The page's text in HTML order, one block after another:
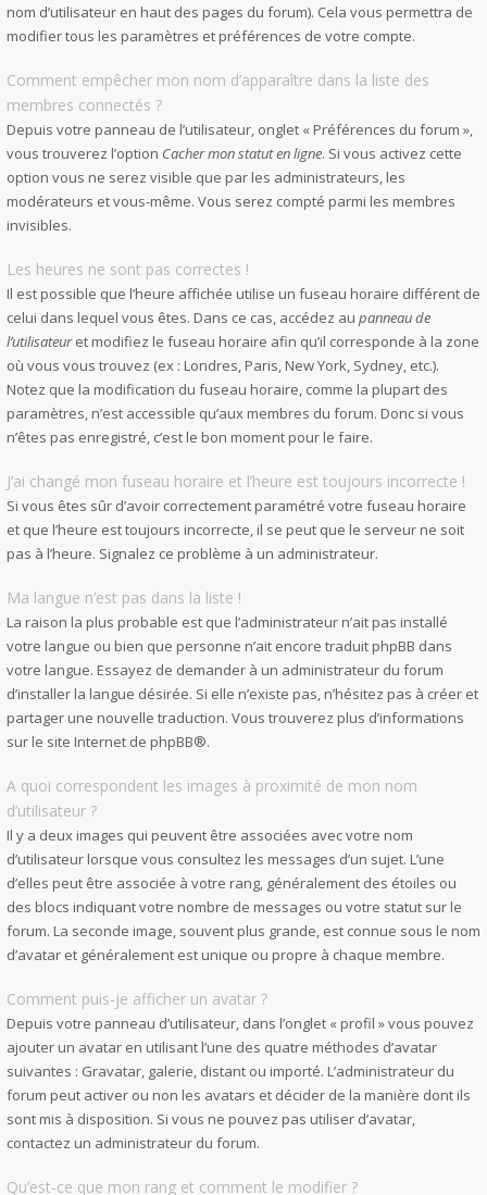
nom d’utilisateur en haut des pages du forum). Cela vous permettra de
modifier tous les paramètres et préférences de votre compte.
Comment empêcher mon nom d’apparaître dans la liste des
membres connectés ?
Depuis votre panneau de l’utilisateur, onglet « Préférences du forum »,
vous trouverez l’option Cacher mon statut en ligne. Si vous activez cette
option vous ne serez visible que par les administrateurs, les
modérateurs et vous-même. Vous serez compté parmi les membres
invisibles.
Les heures ne sont pas correctes !
Il est possible que l’heure affichée utilise un fuseau horaire différent de
celui dans lequel vous êtes. Dans ce cas, accédez au panneau de
l’utilisateuret modifiez le fuseau horaire afin qu’il corresponde à la zone
où vous vous trouvez (ex : Londres, Paris, New York, Sydney, etc.).
Notez que la modification du fuseau horaire, comme la plupart des
paramètres, n’est accessible qu’aux membres du forum. Donc si vous
n’êtes pas enregistré, c’est le bon moment pour le faire.
J’ai changé mon fuseau horaire et l’heure est toujours incorrecte !
Si vous êtes sûr d’avoir correctement paramétré votre fuseau horaire
et que l’heure est toujours incorrecte, il se peut que le serveur ne soit
pas à l’heure. Signalez ce problème à un administrateur.
Ma langue n’est pas dans la liste !
La raison la plus probable est que l’administrateur n’ait pas installé
votre langue ou bien que personne n’ait encore traduit phpBB dans
votre langue. Essayez de demander à un administrateur du forum
d’installer la langue désirée. Si elle n’existe pas, n’hésitez pas à créer et
partager une nouvelle traduction. Vous trouverez plus d’informations
sur le site Internet de phpBB®.
A quoi correspondent les images à proximité de mon nom
d’utilisateur ?
Il y a deux images qui peuvent être associées avec votre nom
d’utilisateur lorsque vous consultez les messages d’un sujet. L’une
d’elles peut être associée à votre rang, généralement des étoiles ou
des blocs indiquant votre nombre de messages ou votre statut sur le
forum. La seconde image, souvent plus grande, est connue sous le nom
d’avatar et généralement est unique ou propre à chaque membre.
Comment puis-je afficher un avatar ?
Depuis votre panneau d’utilisateur, dans l’onglet « profil » vous pouvez
ajouter un avatar en utilisant l’une des quatre méthodes d’avatar
suivantes : Gravatar, galerie, distant ou importé. L’administrateur du
forum peut activer ou non les avatars et décider de la manière dont ils
sont mis à disposition. Si vous ne pouvez pas utiliser d’avatar,
contactez un administrateur du forum.
Qu’est-ce que mon rang et comment le modifier ?